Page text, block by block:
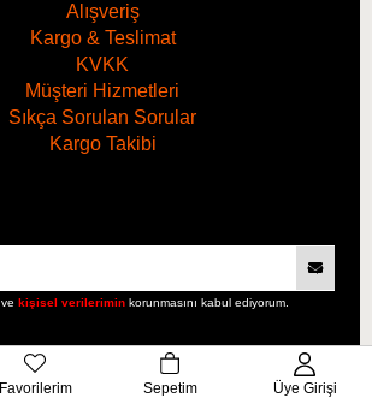
Alışveriş
Kargo & Teslimat
KVKK
Müşteri Hizmetleri
Sıkça Sorulan Sorular
Kargo Takibi
ve kişisel verilerimin korunmasını kabul ediyorum.
Favorilerim Sepetim Üye Girişi